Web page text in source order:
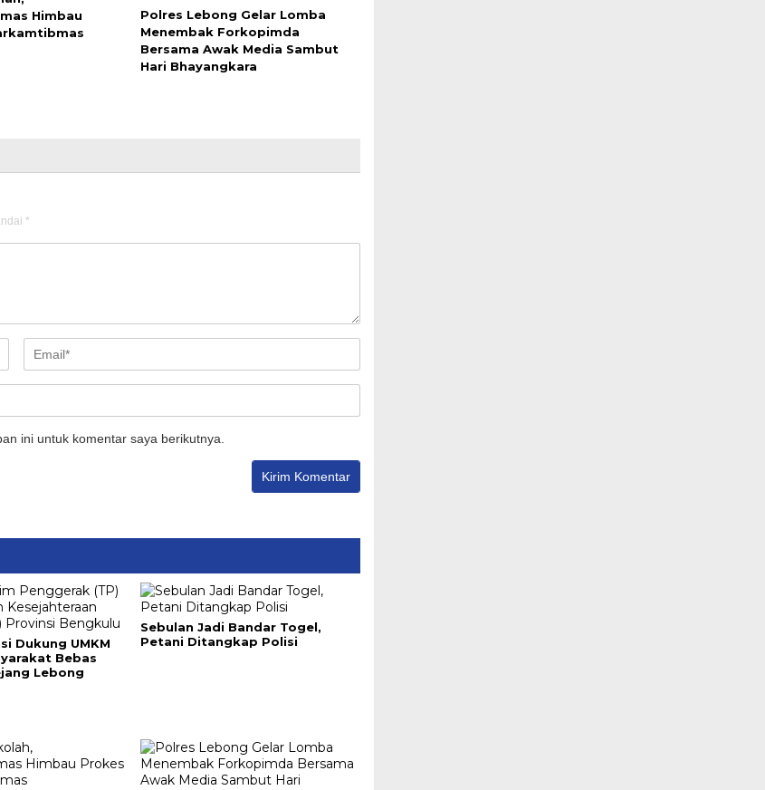
Himbau
Polres Lebong Gelar Lomba
Menembak Forkopimda
Bersama Awak Media Sambut
Hari Bhayangkara
*
ini untuk komentar saya berikutnya.
Dukung UMKM
Bebas
Lebong
Sebulan Jadi Bandar Togel,
Petani Ditangkap Polisi